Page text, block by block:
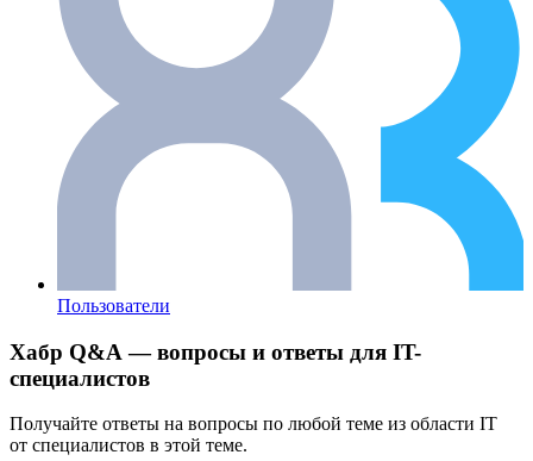
Пользователи
Хабр Q&A — вопросы и ответы для IT-
специалистов
Получайте ответы на вопросы по любой теме из области IT
от специалистов в этой теме.